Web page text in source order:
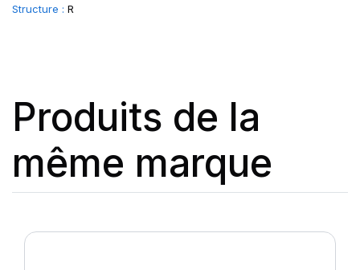
Structure : R
Produits de la
même marque